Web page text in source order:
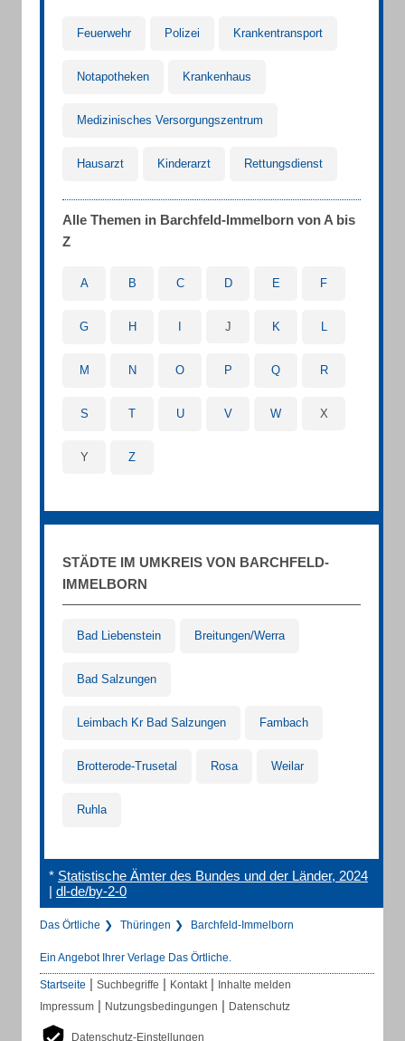
Feuerwehr Polizei Krankentransport
Notapotheken Krankenhaus
Medizinisches Versorgungszentrum
Hausarzt Kinderarzt Rettungsdienst
Alle Themen in Barchfeld-Immelborn von A bis
Z
A B C D E F
G H J K L
M N O P Q R
S T U V W X
Y Z
STÄDTE IM UMKREIS VON BARCHFELD-
IMMELBORN
Bad Liebenstein Breitungen/Werra
Bad Salzungen
Leimbach Kr Bad Salzungen Fambach
Brotterode-Trusetal Rosa Weilar
Ruhla
* Statistische Ämter des Bundes und der Länder, 2024
| dl-de/by-2-0
Das Örtliche Thüringen Barchfeld-Immelborn
Ein Angebot Ihrer Verlage Das Örtliche.
Startseite | Suchbegriffe | Kontakt | Inhalte melden
Impressum | Nutzungsbedingungen | Datenschutz
Datenschutz-Einstellungen